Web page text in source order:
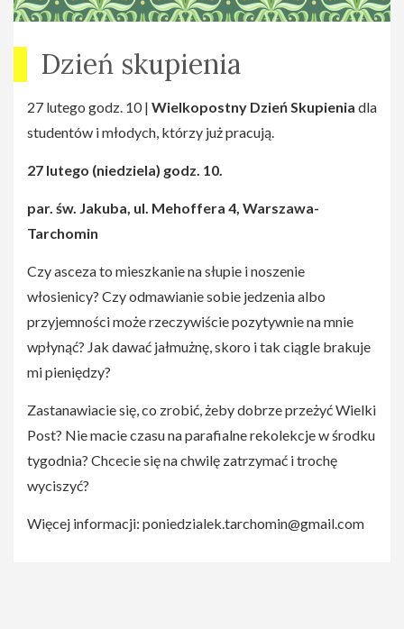
Dzień skupienia
27 lutego godz. 10 | Wielkopostny Dzień Skupienia dla
studentów i młodych, którzy już pracują.
27 lutego (niedziela) godz. 10.
par. św. Jakuba, ul. Mehoffera 4, Warszawa-
Tarchomin
Czy asceza to mieszkanie na słupie i noszenie
włosienicy? Czy odmawianie sobie jedzenia albo
przyjemności może rzeczywiście pozytywnie na mnie
wpłynąć? Jak dawać jałmużnę, skoro i tak ciągle brakuje
mi pieniędzy?
Zastanawiacie się, co zrobić, żeby dobrze przeżyć Wielki
Post? Nie macie czasu na parafialne rekolekcje w środku
tygodnia? Chcecie się na chwilę zatrzymać i trochę
wyciszyć?
Więcej informacji: poniedzialek.tarchomin@gmail.com